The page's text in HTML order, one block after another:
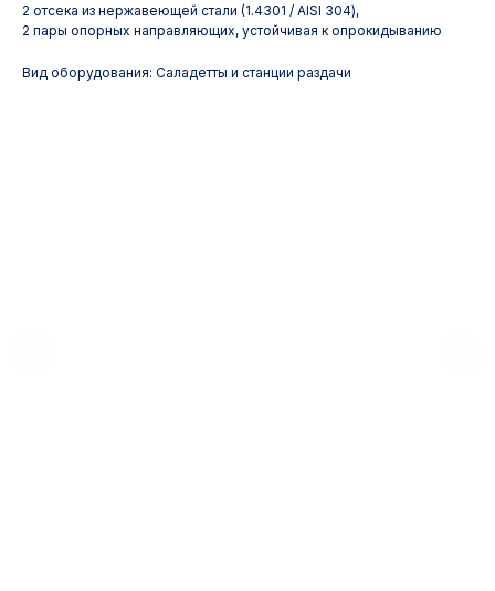
2 отсека из нержавеющей стали (1.4301 / AISI 304),
2 пары опорных направляющих, устойчивая к опрокидыванию
Вид оборудования: Саладетты и станции раздачи